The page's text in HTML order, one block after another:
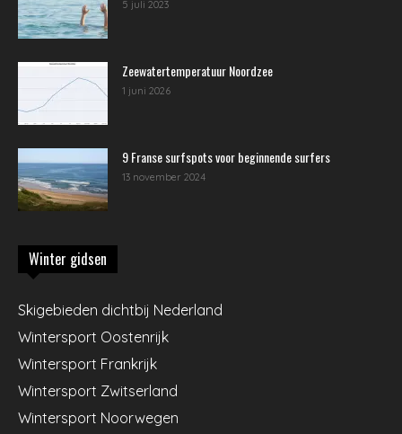
5 juli 2023
Zeewatertemperatuur Noordzee
1 juni 2026
9 Franse surfspots voor beginnende surfers
13 november 2024
Winter gidsen
Skigebieden dichtbij Nederland
Wintersport Oostenrijk
Wintersport Frankrijk
Wintersport Zwitserland
Wintersport Noorwegen